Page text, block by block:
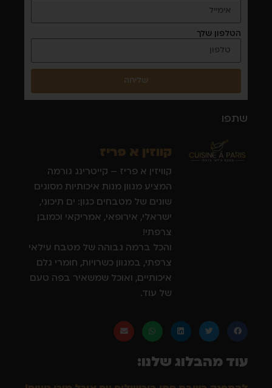
הטלפון שלך
שליחה
שתפו
קווזין א פריז
קוויזין א פריז – קייטרינג גורמה
המציע מגוון מנות איכותיות מסוגים
שונים של מטבחים כגון: ים תיכוני,
ישראלי, אירופאי, אמריקאי וכמובן
צרפתי!
והכל ברמה גבוהה של מטבח עילאי
צרפתי, במגוון כשרויות, חומרי גלם
איכותיים, ואוכל שמשאיר בפה טעם
של עוד.
עוד מהבלוג שלנו: